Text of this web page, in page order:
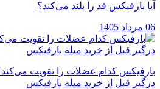
آیا بارفیکس قد را بلند می‌کند؟
06 مرداد 1405
بارفیکس کدام عضلات را تقویت
درگیر قبل از خرید میله بارفیکس